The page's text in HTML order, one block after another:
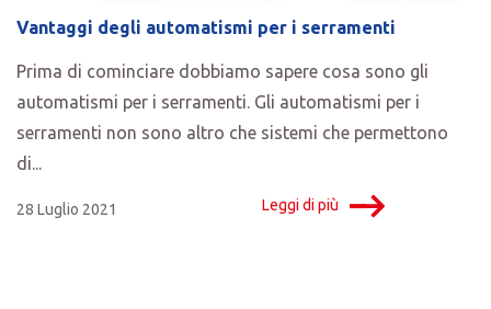
Vantaggi degli automatismi per i serramenti
Prima di cominciare dobbiamo sapere cosa sono gli
automatismi per i serramenti. Gli automatismi per i
serramenti non sono altro che sistemi che permettono
di...
28 Luglio 2021 Leggi di più